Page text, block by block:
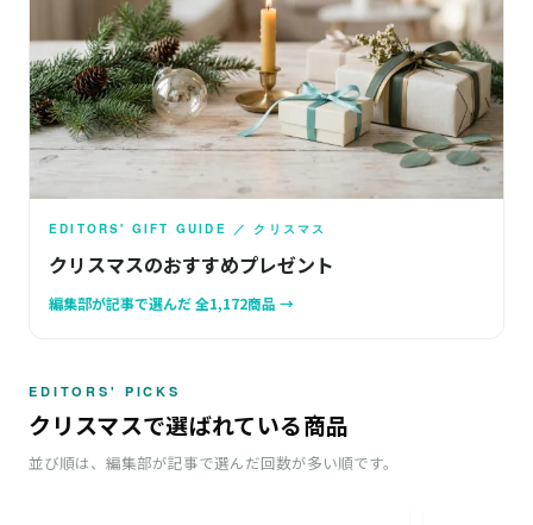
EDITORS' GIFT GUIDE ／ クリスマス
クリスマスのおすすめプレゼント
編集部が記事で選んだ 全1,172商品 →
EDITORS' PICKS
クリスマスで選ばれている商品
並び順は、編集部が記事で選んだ回数が多い順です。